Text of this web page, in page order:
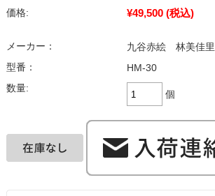
価格: ¥49,500 (税込)
メーカー：
九谷赤絵 林美佳里
型番：
HM-30
数量:
個